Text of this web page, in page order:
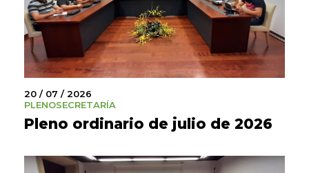
20 / 07 / 2026
PLENOSECRETARÍA
Pleno ordinario de julio de 2026